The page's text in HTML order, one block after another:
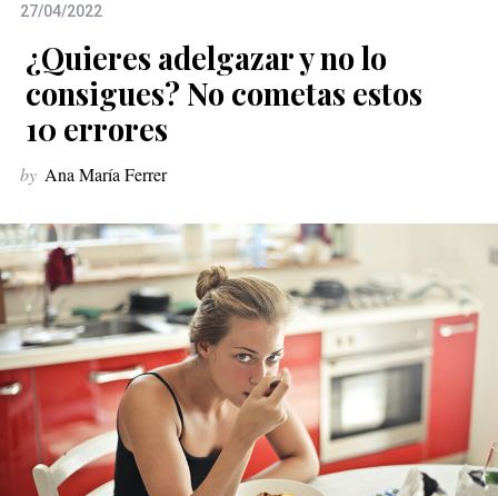
c
f
o
r
27/04/2022
¿Quieres adelgazar y no lo
consigues? No cometas estos
10 errores
by Ana María Ferrer